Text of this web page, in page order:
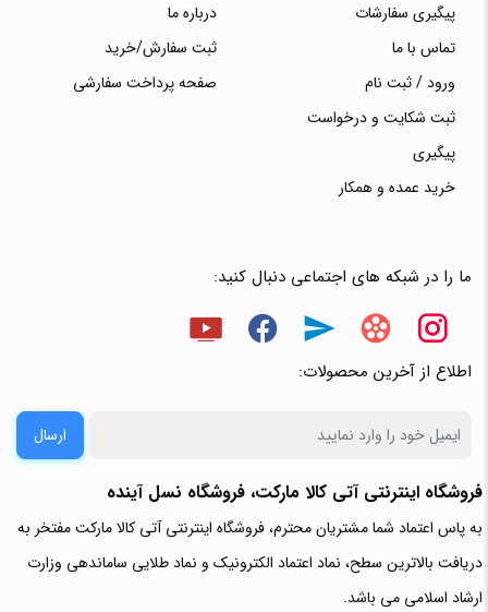
پیگیری سفارشات
تماس با ما
ورود / ثبت نام
ثبت شکایت و درخواست
پیگیری
خرید عمده و همکار
درباره ما
ثبت سفارش/خرید
صفحه پرداخت سفارشی
ما را در شبکه های اجتماعی دنبال کنید:
اطلاع از آخرین محصولات:
ارسال
فروشگاه اینترنتی آتی‌ کالا مارکت، فروشگاه نسل آینده
به پاس اعتماد شما مشتریان محترم، فروشگاه اینترنتی آتی کالا مارکت مفتخر به
دریافت بالاترین سطح، نماد اعتماد الکترونیک و نماد طلایی ساماندهی وزارت
ارشاد اسلامی می باشد.